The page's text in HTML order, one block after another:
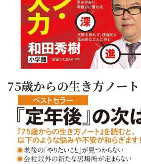
75歳からの生き方ノート